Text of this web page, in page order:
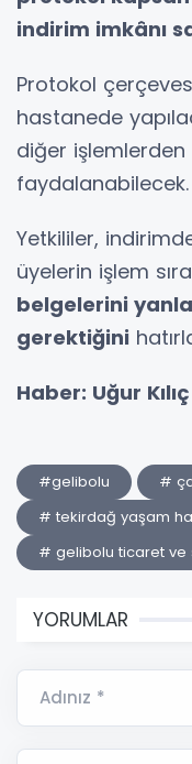
indirim imkânı
Protokol
hastanede
diğer işlemlerden
faydalanabilecek.
Yetkililer,
üyelerin işlem
belgelerini
gerektiğini
Haber: Uğur Kılıç
#gelibolu #
# tekirdağ yaşam
# gelibolu ticaret ve
YORUMLAR
Adınız *